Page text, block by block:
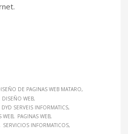
DE PAGINAS WEB MATARO
DISEÑO WEB
DYD SERVEIS INFORMATICS
WEB
PAGINAS WEB
SERVICIOS INFORMATICOS